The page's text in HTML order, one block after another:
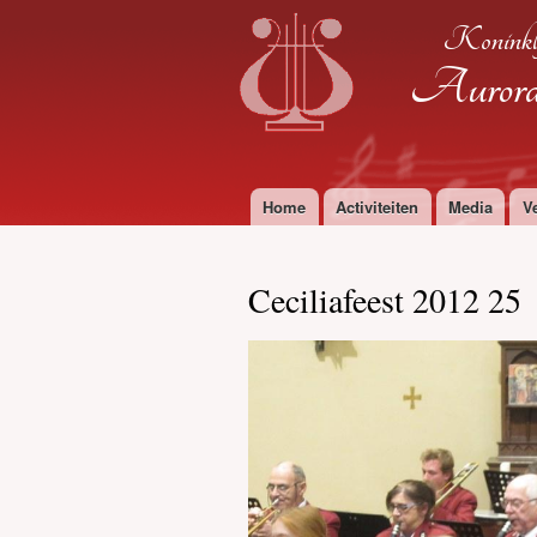
Aurora
Hoofdmenu
Home Activiteiten Media
Ceciliafeest 2012 25